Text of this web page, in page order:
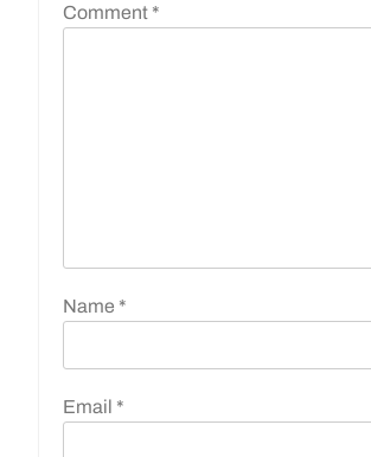
Comment *
Name *
Email *